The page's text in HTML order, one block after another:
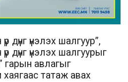
дүнг үнэлэх шалгуур”,
дүнг үнэлэх шалгуурыг
гарын авлагыг
татаж авах